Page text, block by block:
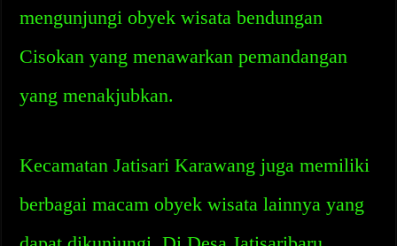
mengunjungi obyek wisata bendungan
Cisokan yang menawarkan pemandangan
yang menakjubkan.
Kecamatan Jatisari Karawang juga memiliki
berbagai macam obyek wisata lainnya yang